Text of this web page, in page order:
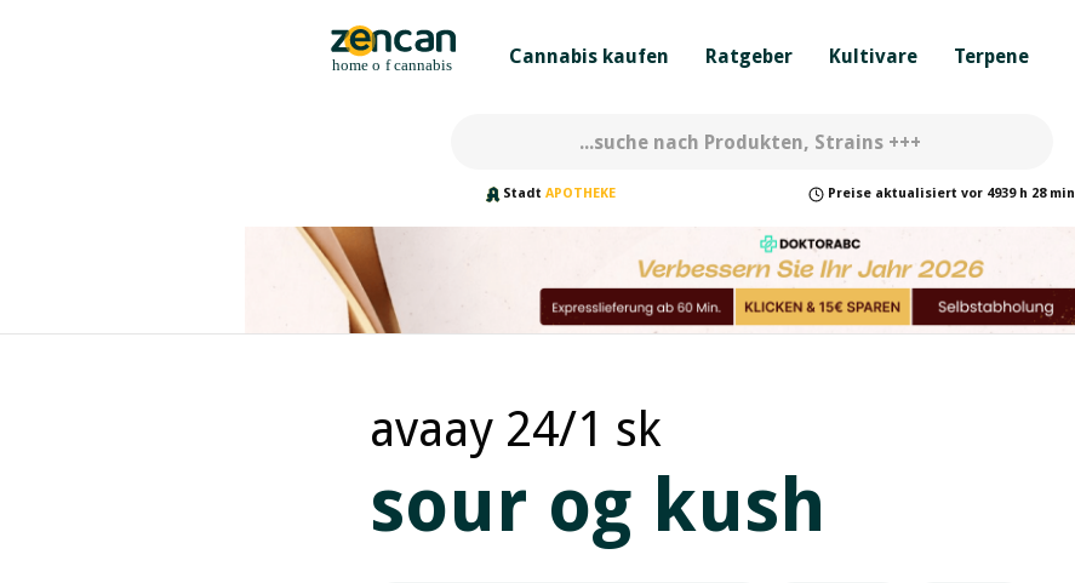
Cannabis kaufen Ratgeber Kultivare Terpene
Stadt APOTHEKE Preise aktualisiert vor 4939 h 28 min
avaay 24/1 sk
sour og kush